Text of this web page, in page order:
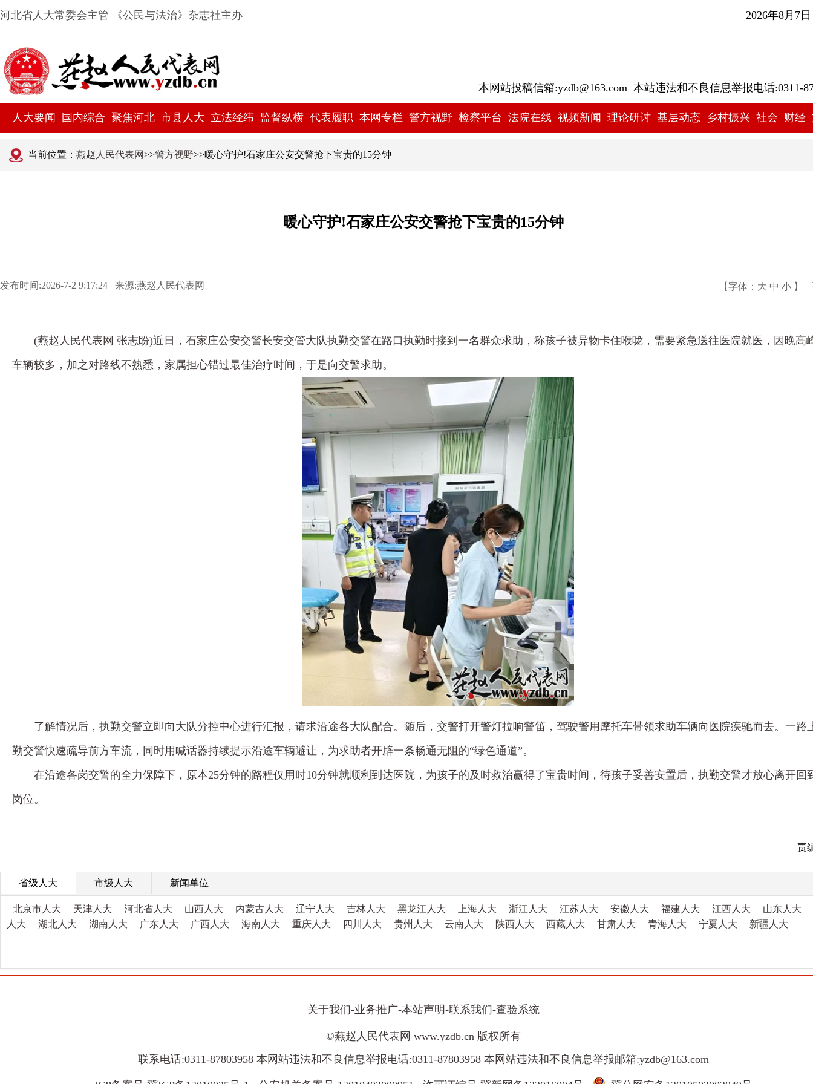
河北省人大常委会主管 《公民与法治》杂志社主办 2026年8月7
本网站投稿信箱:yzdb@163.com 本站违法和不良信息举报电话:0311-
人大要闻 国内综合 聚焦河北 市县人大 立法经纬 监督纵横 代表履职 本网专栏 警方视野 检察平台 法院在线 视频新闻 理论研讨 基层动态 乡村振兴 社会 财经
当前位置： 燕赵人民代表网>>警方视野>>暖心守护!石家庄公安交警抢下宝贵的15分钟
暖心守护!石家庄公安交警抢下宝贵的15分钟
发布时间:2026-7-2 9:17:24 来源:燕赵人民代表网 【字体： 大 中 小 】
(燕赵人民代表网 张志盼)近日，石家庄公安交警长安交管大队执勤交警在路口执勤时接到一名群众求助，称孩子被异物卡住喉咙，需要紧急送往医院就医，因晚高
车辆较多，加之对路线不熟悉，家属担心错过最佳治疗时间，于是向交警求助。
了解情况后，执勤交警立即向大队分控中心进行汇报，请求沿途各大队配合。随后，交警打开警灯拉响警笛，驾驶警用摩托车带领求助车辆向医院疾驰而去。一路
勤交警快速疏导前方车流，同时用喊话器持续提示沿途车辆避让，为求助者开辟一条畅通无阻的“绿色通道”。
在沿途各岗交警的全力保障下，原本25分钟的路程仅用时10分钟就顺利到达医院，为孩子的及时救治赢得了宝贵时间，待孩子妥善安置后，执勤交警才放心离开回
岗位。
责
省级人大 市级人大 新闻单位
北京市人大 天津人大 河北省人大 山西人大 内蒙古人大 辽宁人大 吉林人大 黑龙江人大 上海人大 浙江人大 江苏人大 安徽人大 福建人大 江西人大
山东人大
人大
湖北人大 湖南人大 广东人大 广西人大 海南人大 重庆人大 四川人大 贵州人大 云南人大 陕西人大 西藏人大 甘肃人大 青海人大 宁夏人大 新疆人大
关于我们-业务推广-本站声明-联系我们-查验系统
©燕赵人民代表网 www.yzdb.cn 版权所有
联系电话:0311-87803958 本网站违法和不良信息举报电话:0311-87803958 本网站违法和不良信息举报邮箱:yzdb@163.com